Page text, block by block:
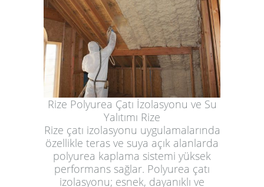
Rize Polyurea Çatı İzolasyonu ve Su
Yalıtımı Rize
Rize çatı izolasyonu uygulamalarında
özellikle teras ve suya açık alanlarda
polyurea kaplama sistemi yüksek
performans sağlar. Polyurea çatı
izolasyonu; esnek, dayanıklı ve